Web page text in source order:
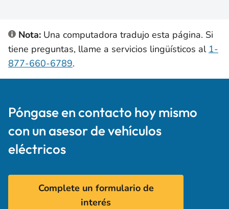
Nota: Una computadora tradujo esta página. Si
tiene preguntas, llame a servicios lingüísticos al 1-
877-660-6789.
Póngase en contacto hoy mismo
con un asesor de vehículos
eléctricos
Complete un formulario de
interés